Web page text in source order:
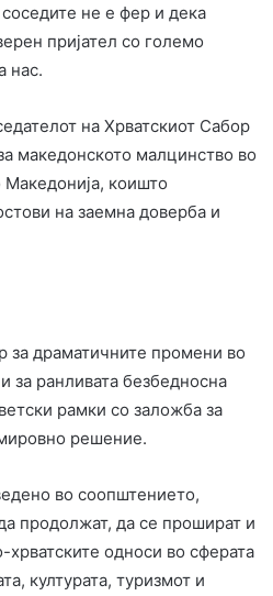
не е фер и дека
пријател со големо
нас.
на Хрватскиот Сабор
македонското малцинство во
Македонија, коишто
на заемна доверба и
за драматичните промени во
за ранливата безбедносна
рамки со заложба за
решение.
во соопштението,
продолжат, да се прошират и
односи во сферата
културата, туризмот и